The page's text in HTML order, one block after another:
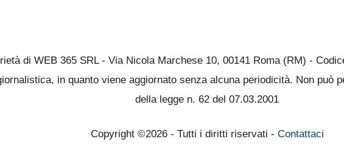
di WEB 365 SRL - Via Nicola Marchese 10, 00141 Roma (RM) -
in quanto viene aggiornato senza alcuna periodicità. Non può
della legge n. 62 del 07.03.2001
Copyright ©2026 - Tutti i diritti riservati - Contattaci